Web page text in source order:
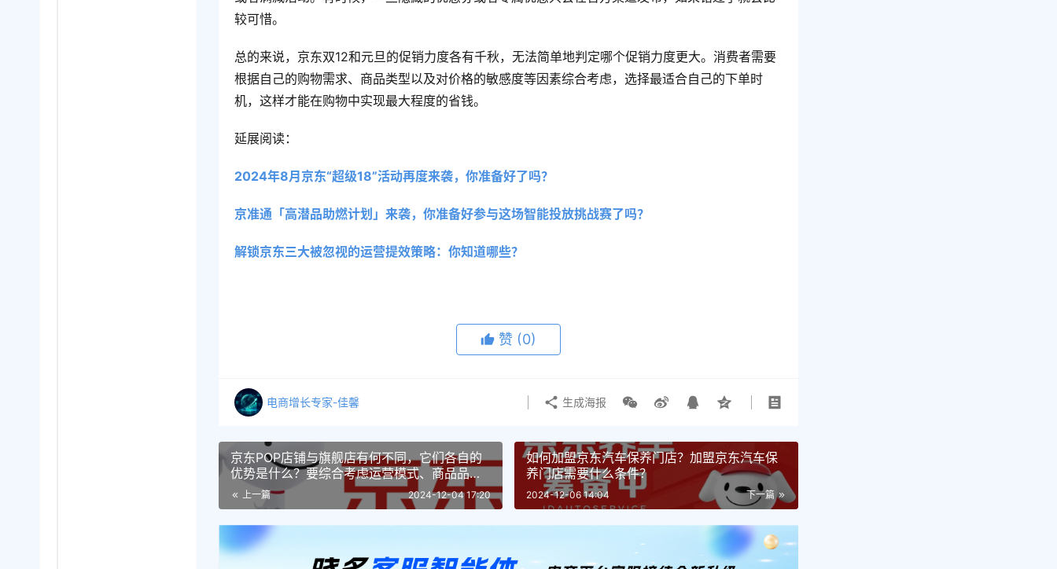
较可惜。
总的来说，京东双12和元旦的促销力度各有千秋，无法简单地判定哪个促销力度更大。消费者需要
根据自己的购物需求、商品类型以及对价格的敏感度等因素综合考虑，选择最适合自己的下单时
机，这样才能在购物中实现最大程度的省钱。
延展阅读：
2024年8月京东“超级18”活动再度来袭，你准备好了吗？
京准通「高潜品助燃计划」来袭，你准备好参与这场智能投放挑战赛了吗？
解锁京东三大被忽视的运营提效策略：你知道哪些？
赞 (0)
电商增长专家-佳馨 生成海报
京东POP店铺与旗舰店有何不同，它们各自的
优势是什么？要综合考虑运营模式、商品品
牌、资源与支持等因素
上一篇 2024-12-04 17:20
如何加盟京东汽车保养门店？加盟京东汽车保
养门店需要什么条件？
下一篇
2024-12-06 14:04